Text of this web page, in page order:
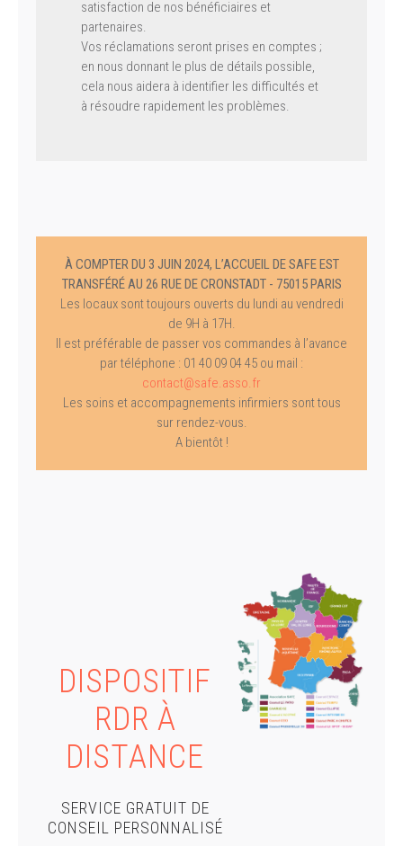
satisfaction de nos bénéficiaires et
partenaires.
Vos réclamations seront prises en comptes ;
en nous donnant le plus de détails possible,
cela nous aidera à identifier les difficultés et
à résoudre rapidement les problèmes.
À COMPTER DU 3 JUIN 2024, L’ACCUEIL DE SAFE EST
TRANSFÉRÉ AU 26 RUE DE CRONSTADT - 75015 PARIS
Les locaux sont toujours ouverts du lundi au vendredi
de 9H à 17H.
Il est préférable de passer vos commandes à l’avance
par téléphone : 01 40 09 04 45 ou mail :
contact@safe.asso.fr
Les soins et accompagnements infirmiers sont tous
sur rendez-vous.
A bientôt !
DISPOSITIF
RDR À
DISTANCE
SERVICE GRATUIT DE
CONSEIL PERSONNALISÉ